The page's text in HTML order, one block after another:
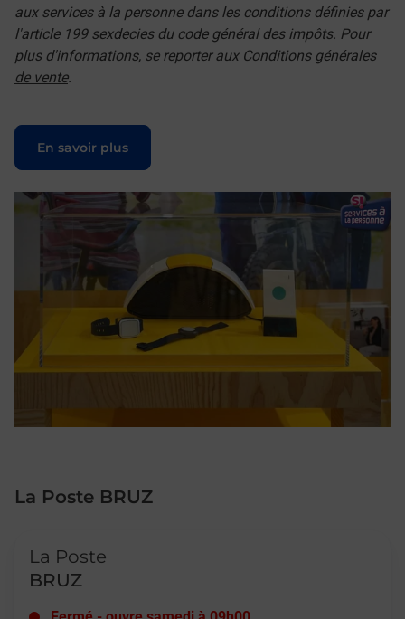
aux services à la personne dans les conditions définies par
l'article 199 sexdecies du code général des impôts. Pour
plus d'informations, se reporter aux Conditions générales
de vente.
En savoir plus
Le lien s'ouvre dans un nouvel onglet
La Poste BRUZ
La Poste
BRUZ